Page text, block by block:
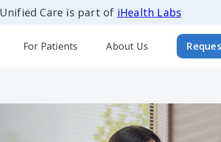
Unified Care is part of iHealth Labs
For Patients About Us